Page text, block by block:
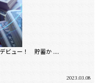
デビュー！ 貯蓄か ....
2023.03.08